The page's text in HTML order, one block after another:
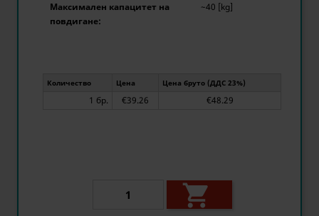
Максимален капацитет на
повдигане:
~40 [kg]
Количество Цена Цена бруто (ДДС 23%)
1 бр. €39.26 €48.29
